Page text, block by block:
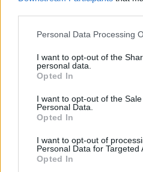
Personal Data Processing
I want to opt-out of the
personal data.
Opted In
I want to opt-out of the
Personal Data.
Opted In
I want to opt-out of
Personal Data for Targeted
Opted In
magyar festészet és az ezt
foglalkozik nemzetközi